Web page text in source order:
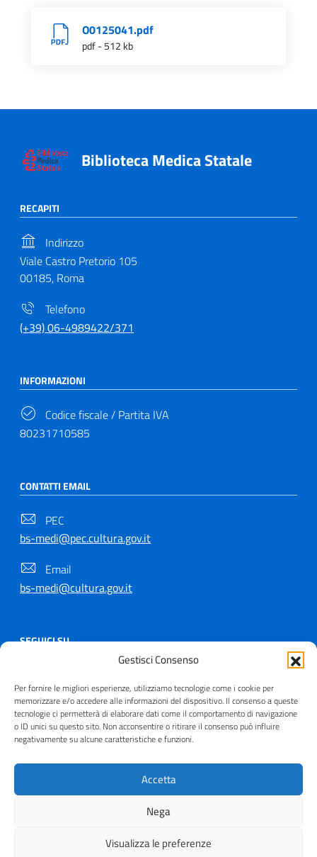
Gestisci Consenso
Per fornire le migliori esperienze, utilizziamo tecnologie come i cookie per
memorizzare e/o accedere alle informazioni del dispositivo. Il consenso a queste
tecnologie ci permetterà di elaborare dati come il comportamento di navigazione
o ID unici su questo sito. Non acconsentire o ritirare il consenso può influire
negativamente su alcune caratteristiche e funzioni.
Accetta
Nega
Visualizza le preferenze
O0125041.pdf
pdf - 512 kb
Biblioteca Medica Statale
RECAPITI
Indirizzo
Viale Castro Pretorio 105
00185, Roma
Telefono
(+39) 06-4989422/371
INFORMAZIONI
Codice fiscale / Partita IVA
80231710585
CONTATTI EMAIL
PEC
bs-medi@pec.cultura.gov.it
Email
bs-medi@cultura.gov.it
SEGUICI SU
Copyright © 2021 - 2026
Useful Links Section
Privacy | Cookie policy | Contatti |